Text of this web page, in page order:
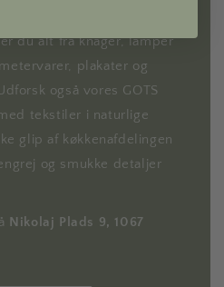
du alt fra knager, lamper
plakater og
også vores GOTS
tekstiler i naturlige
glip af køkkenafdelingen
og smukke detaljer
Nikolaj Plads 9, 1067